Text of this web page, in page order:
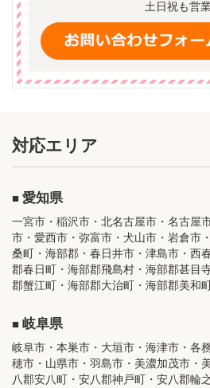
土日祝も営業
対応エリア
愛知県
一宮市・稲沢市・北名古屋市・名古屋
市・愛西市・弥富市・犬山市・岩倉市
桑町・海部郡・春日井市・津島市・西
郡春日町・海部郡飛島村・海部郡甚目
郡蟹江町・海部郡大治町・海部郡美和
岐阜県
岐阜市・本巣市・大垣市・海津市・各
穂市・山県市・羽島市・美濃加茂市・
八郡安八町・安八郡神戸町・安八郡輪